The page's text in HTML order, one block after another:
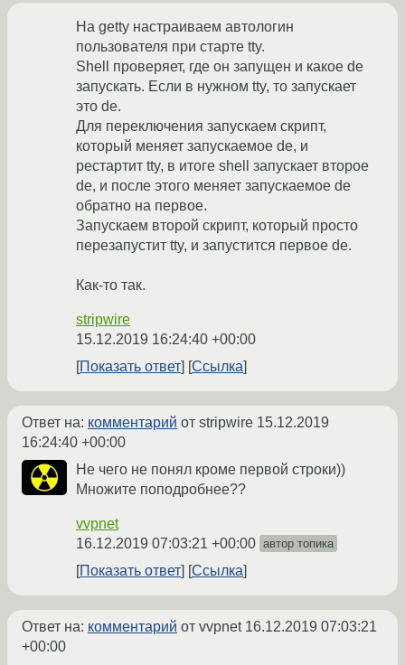
На getty настраиваем автологин
пользователя при старте tty.
Shell проверяет, где он запущен и какое de
запускать. Если в нужном tty, то запускает
это de.
Для переключения запускаем скрипт,
который меняет запускаемое de, и
рестартит tty, в итоге shell запускает второе
de, и после этого меняет запускаемое de
обратно на первое.
Запускаем второй скрипт, который просто
перезапустит tty, и запустится первое de.
Как-то так.
stripwire
15.12.2019 16:24:40 +00:00
Показать ответ
Ссылка
Ответ на: комментарий от stripwire 15.12.2019
16:24:40 +00:00
Не чего не понял кроме первой строки))
Множите поподробнее??
vvpnet
16.12.2019 07:03:21 +00:00 автор топика
Показать ответ Ссылка
Ответ на: комментарий от vvpnet 16.12.2019 07:03:21
+00:00